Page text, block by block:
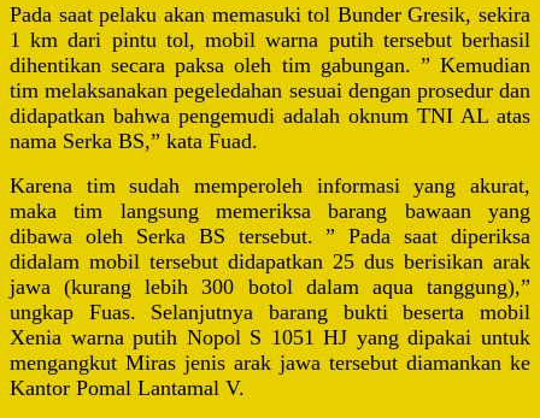
Pada saat pelaku akan memasuki tol Bunder Gresik, sekira
1 km dari pintu tol, mobil warna putih tersebut berhasil
dihentikan secara paksa oleh tim gabungan. ” Kemudian
tim melaksanakan pegeledahan sesuai dengan prosedur dan
didapatkan bahwa pengemudi adalah oknum TNI AL atas
nama Serka BS,” kata Fuad.
Karena tim sudah memperoleh informasi yang akurat,
maka tim langsung memeriksa barang bawaan yang
dibawa oleh Serka BS tersebut. ” Pada saat diperiksa
didalam mobil tersebut didapatkan 25 dus berisikan arak
jawa (kurang lebih 300 botol dalam aqua tanggung),”
ungkap Fuas. Selanjutnya barang bukti beserta mobil
Xenia warna putih Nopol S 1051 HJ yang dipakai untuk
mengangkut Miras jenis arak jawa tersebut diamankan ke
Kantor Pomal Lantamal V.